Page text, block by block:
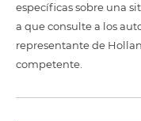
específicas sobre una
a que consulte a los
representante de
competente.